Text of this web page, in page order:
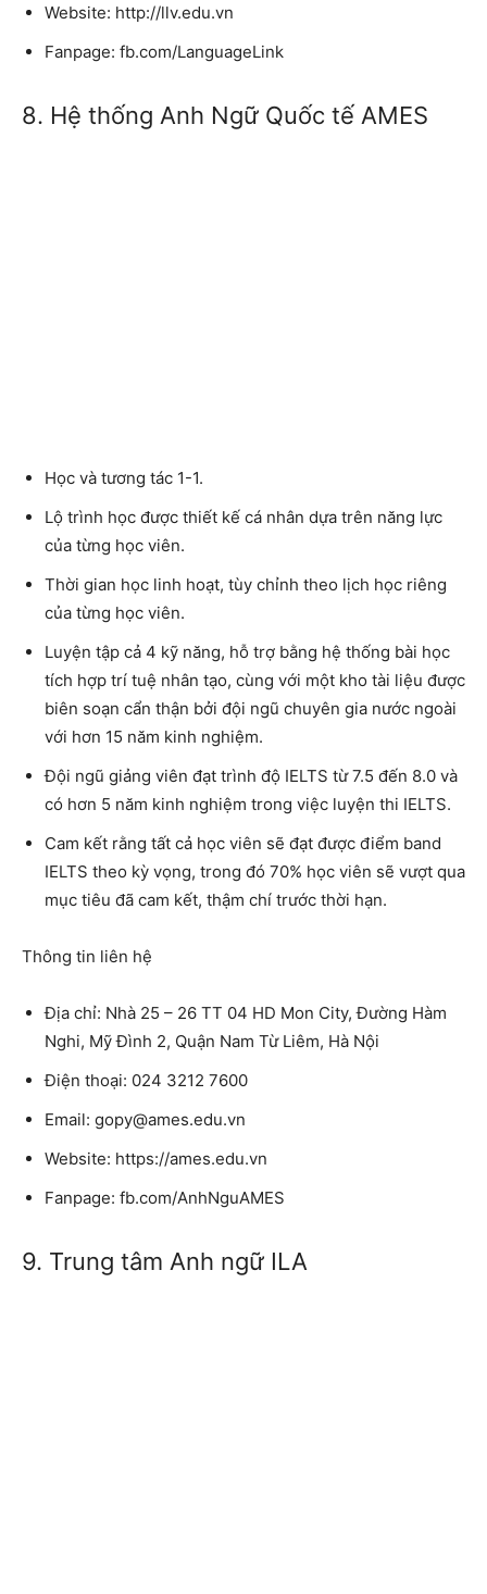
Website: http://llv.edu.vn
Fanpage: fb.com/LanguageLink
8. Hệ thống Anh Ngữ Quốc tế AMES
Học và tương tác 1-1.
Lộ trình học được thiết kế cá nhân dựa trên năng lực
của từng học viên.
Thời gian học linh hoạt, tùy chỉnh theo lịch học riêng
của từng học viên.
Luyện tập cả 4 kỹ năng, hỗ trợ bằng hệ thống bài học
tích hợp trí tuệ nhân tạo, cùng với một kho tài liệu được
biên soạn cẩn thận bởi đội ngũ chuyên gia nước ngoài
với hơn 15 năm kinh nghiệm.
Đội ngũ giảng viên đạt trình độ IELTS từ 7.5 đến 8.0 và
có hơn 5 năm kinh nghiệm trong việc luyện thi IELTS.
Cam kết rằng tất cả học viên sẽ đạt được điểm band
IELTS theo kỳ vọng, trong đó 70% học viên sẽ vượt qua
mục tiêu đã cam kết, thậm chí trước thời hạn.
Thông tin liên hệ
Địa chỉ: Nhà 25 – 26 TT 04 HD Mon City, Đường Hàm
Nghi, Mỹ Đình 2, Quận Nam Từ Liêm, Hà Nội
Điện thoại: 024 3212 7600
Email: gopy@ames.edu.vn
Website: https://ames.edu.vn
Fanpage: fb.com/AnhNguAMES
9. Trung tâm Anh ngữ ILA